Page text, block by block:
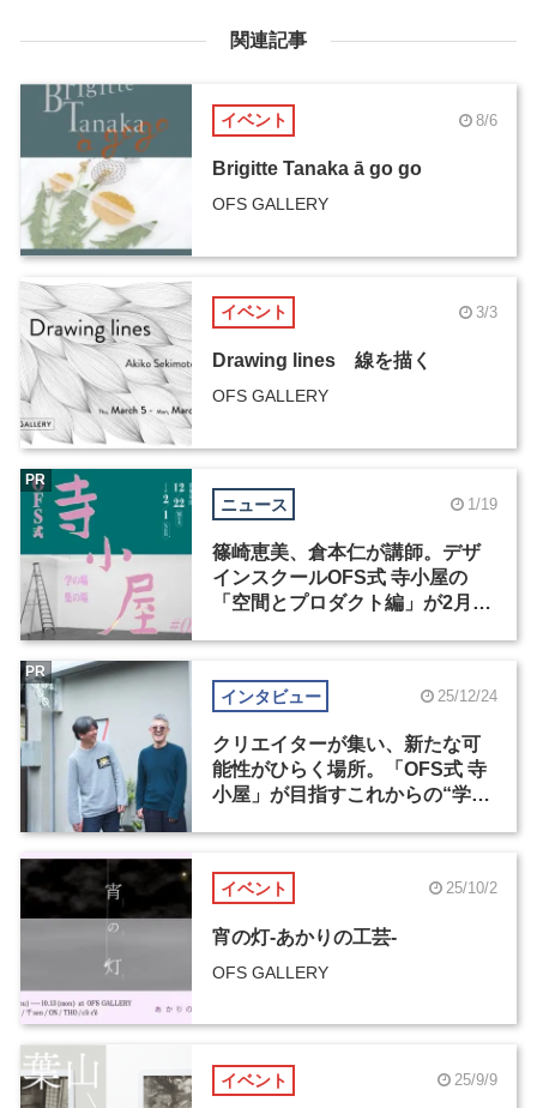
関連記事
イベント 8/6
Brigitte Tanaka ā go go
OFS GALLERY
イベント 3/3
Drawing lines 線を描く
OFS GALLERY
ニュース 1/19
篠崎恵美、倉本仁が講師。デザ
インスクールOFS式 寺小屋の
「空間とプロダクト編」が2月1
PR
インタビュー 25/12/24
クリエイターが集い、新たな可
能性がひらく場所。「OFS式 寺
小屋」が目指すこれからの“学
PR
イベント 25/10/2
宵の灯-あかりの工芸-
OFS GALLERY
イベント 25/9/9